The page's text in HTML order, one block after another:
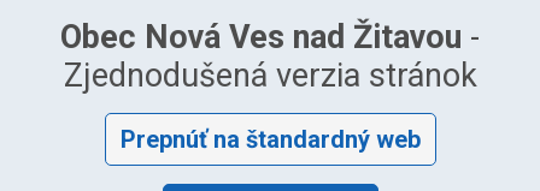
Obec Nová Ves nad Žitavou -
Zjednodušená verzia stránok
Prepnúť na štandardný web